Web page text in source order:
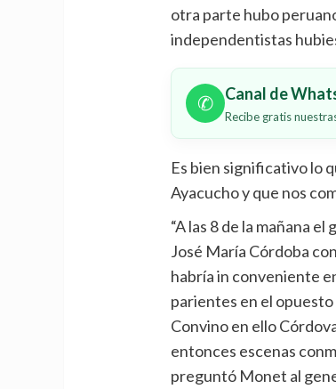
otra parte hubo
independentistas
✆ Canal de
Recibe gratis
Es bien significativo lo
Ayacucho y que nos
“A las 8 de la mañana
José María Córdoba
habría in conveniente
parientes en el opuesto
Convino en ello
entonces escenas
preguntó Monet al